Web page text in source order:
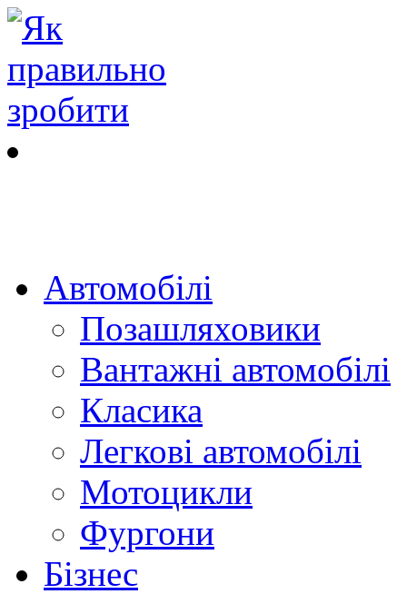
Автомобілі
Позашляховики
Вантажні автомобілі
Класика
Легкові автомобілі
Мотоцикли
Фургони
Бізнес